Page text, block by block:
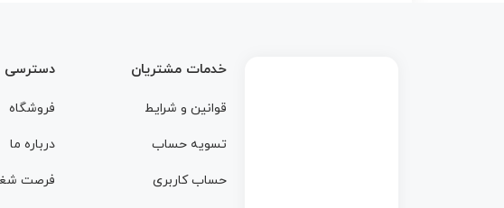
خدمات مشتریان
قوانین و شرایط
تسویه حساب
حساب کاربری
دسترسی
فروشگاه
درباره ما
فرصت